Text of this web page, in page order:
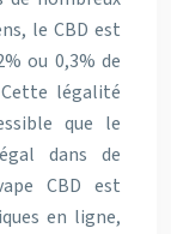
le CBD est
ou 0,3% de
légalité
que le
dans de
CBD est
en ligne,